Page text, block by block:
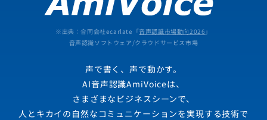
※出典：合同会社ecarlate「音声認識市場動向2026 」
音声認識ソフトウェア/クラウドサービス市場
声で書く、声で動かす。
AI音声認識AmiVoiceは、
さまざまなビジネスシーンで、
人とキカイの自然なコミュニケーションを実現する技術で